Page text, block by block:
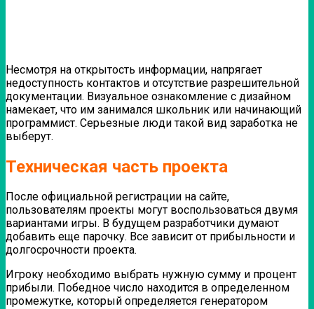
Несмотря на открытость информации, напрягает
недоступность контактов и отсутствие разрешительной
документации. Визуальное ознакомление с дизайном
намекает, что им занимался школьник или начинающий
программист. Серьезные люди такой вид заработка не
выберут.
Техническая часть проекта
После официальной регистрации на сайте,
пользователям проекты могут воспользоваться двумя
вариантами игры. В будущем разработчики думают
добавить еще парочку. Все зависит от прибыльности и
долгосрочности проекта.
Игроку необходимо выбрать нужную сумму и процент
прибыли. Победное число находится в определенном
промежутке, который определяется генератором